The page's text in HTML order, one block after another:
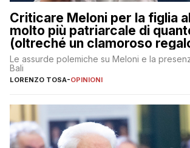
Criticare Meloni per la figlia
molto più patriarcale di
(oltreché un clamoroso
Le assurde polemiche su Meloni e la
Bali
LORENZO TOSA-OPINIONI